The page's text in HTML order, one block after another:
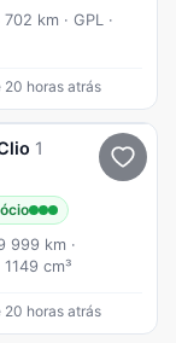
km · GPL ·
20 horas atrás
1
999 km ·
1149 cm³
20 horas atrás